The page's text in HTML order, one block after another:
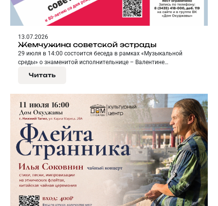
13.07.2026
Жемчужина советской эстрады
29 июля в 14:00 состоится беседа в рамках «Музыкальной
среды» о знаменитой исполнительнице – Валентине
Читать